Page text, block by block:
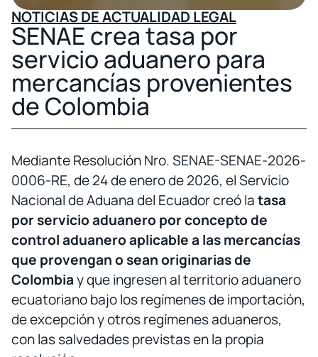
NOTICIAS DE ACTUALIDAD LEGAL
SENAE crea tasa por
servicio aduanero para
mercancías provenientes
de Colombia
Mediante Resolución Nro. SENAE-SENAE-2026-
0006-RE, de 24 de enero de 2026, el Servicio
Nacional de Aduana del Ecuador creó latasa
por servicio aduanero por concepto de
control aduanero aplicable a las mercancías
que provengan o sean originarias de
Colombiay que ingresen al territorio aduanero
ecuatoriano bajo los regímenes de importación,
de excepción y otros regímenes aduaneros,
con las salvedades previstas en la propia